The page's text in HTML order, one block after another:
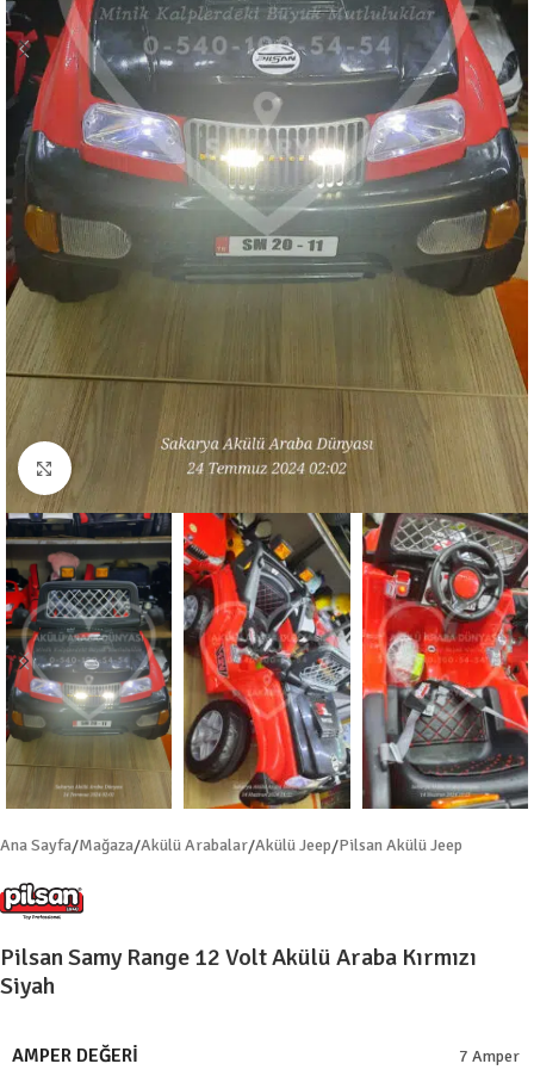
Resmi büyüt
Ana Sayfa/Mağaza/Akülü Arabalar/Akülü Jeep/Pilsan Akülü Jeep
Pilsan Samy Range 12 Volt Akülü Araba Kırmızı
Siyah
AMPER DEĞERI 7 Amper